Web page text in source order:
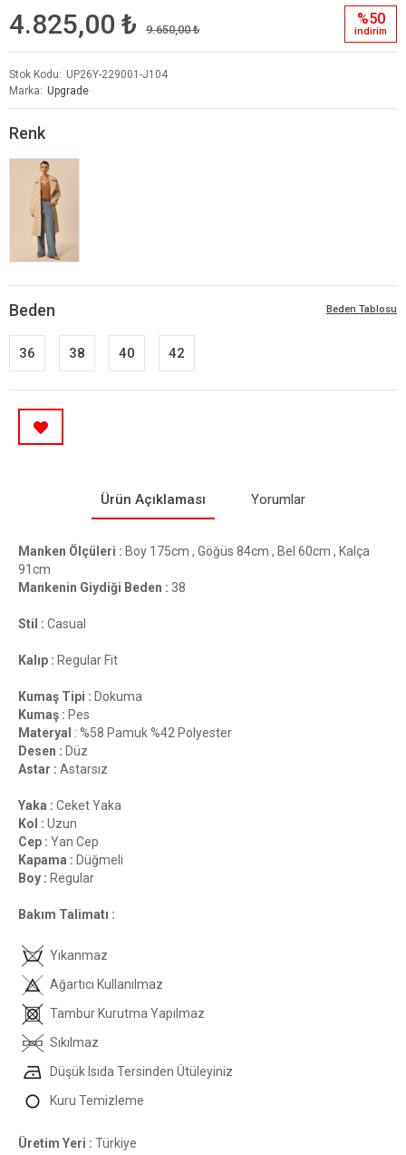
4.825,00 ₺ 9.650,00 ₺
%50
i̇ndi̇ri̇m
Stok Kodu
UP26Y-229001-J104
Marka
Upgrade
Renk
Beden Tablosu
Beden
36 38 40 42
Ürün Açıklaması Yorumlar
Manken Ölçüleri : Boy 175cm , Göğüs 84cm , Bel 60cm , Kalça
91cm
Mankenin Giydiği Beden : 38
Stil : Casual
Kalıp : Regular Fit
Kumaş Tipi : Dokuma
Kumaş : Pes
Materyal : %58 Pamuk %42 Polyester
Desen : Düz
Astar : Astarsız
Yaka : Ceket Yaka
Kol : Uzun
Cep : Yan Cep
Kapama : Düğmeli
Boy : Regular
Bakım Talimatı :
Yıkanmaz
Ağartıcı Kullanılmaz
Tambur Kurutma Yapılmaz
Sıkılmaz
Düşük Isıda Tersinden Ütüleyiniz
Kuru Temizleme
Üretim Yeri : Türkiye